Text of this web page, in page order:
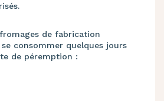
de fabrication
consommer quelques jours
de péremption :